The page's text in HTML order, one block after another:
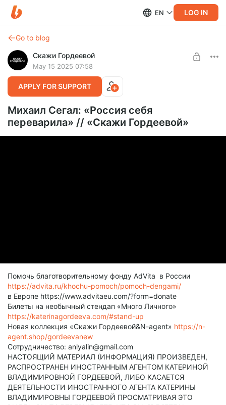
EN LOG IN
Go to blog
Скажи Гордеевой
May 15 2025 07:58
APPLY FOR SUPPORT
Михаил Сегал: «Россия себя
переварила» // «Скажи Гордеевой»
Помочь благотворительному фонду AdVita в России
https://advita.ru/khochu-pomoch/pomoch-dengami/
в Европе https://www.advitaeu.com/?form=donate
Билеты на необычный стендап «Много Личного»
https://katerinagordeeva.com/#stand-up
Новая коллекция «Скажи Гордеевой&N-agent» https://n-
agent.shop/gordeevanew
Сотрудничество: anlyalin@gmail.com
НАСТОЯЩИЙ МАТЕРИАЛ (ИНФОРМАЦИЯ) ПРОИЗВЕДЕН,
РАСПРОСТРАНЕН ИНОСТРАННЫМ АГЕНТОМ КАТЕРИНОЙ
ВЛАДИМИРОВНОЙ ГОРДЕЕВОЙ, ЛИБО КАСАЕТСЯ
ДЕЯТЕЛЬНОСТИ ИНОСТРАННОГО АГЕНТА КАТЕРИНЫ
ВЛАДИМИРОВНЫ ГОРДЕЕВОЙ ПРОСМАТРИВАЯ ЭТО